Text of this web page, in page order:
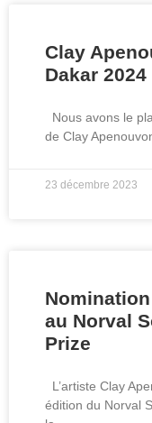
Clay
Dakar 2024
Nous avons le
de Clay
23 décembre 2023
au Norval
Prize
L’artiste Clay
édition du Norval